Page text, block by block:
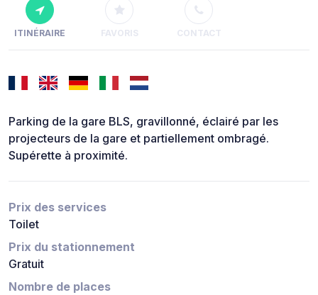
ITINÉRAIRE FAVORIS CONTACT
Parking de la gare BLS, gravillonné, éclairé par les
projecteurs de la gare et partiellement ombragé.
Supérette à proximité.
Prix des services
Toilet
Prix du stationnement
Gratuit
Nombre de places